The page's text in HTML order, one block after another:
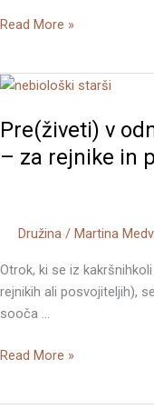
Read More »
Pre(živeti) v
– za rejnike in
Družina / Martina
Otrok, ki se iz
rejnikih ali posvojiteljih),
sooča …
Pre(živeti)
odnosu
in
posvojitelje
Read More »